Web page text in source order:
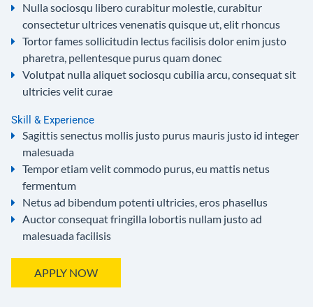
Nulla sociosqu libero curabitur molestie, curabitur
consectetur ultrices venenatis quisque ut, elit rhoncus
Tortor fames sollicitudin lectus facilisis dolor enim justo
pharetra, pellentesque purus quam donec
Volutpat nulla aliquet sociosqu cubilia arcu, consequat sit
ultricies velit curae
Skill & Experience
Sagittis senectus mollis justo purus mauris justo id integer
malesuada
Tempor etiam velit commodo purus, eu mattis netus
fermentum
Netus ad bibendum potenti ultricies, eros phasellus
Auctor consequat fringilla lobortis nullam justo ad
malesuada facilisis
APPLY NOW